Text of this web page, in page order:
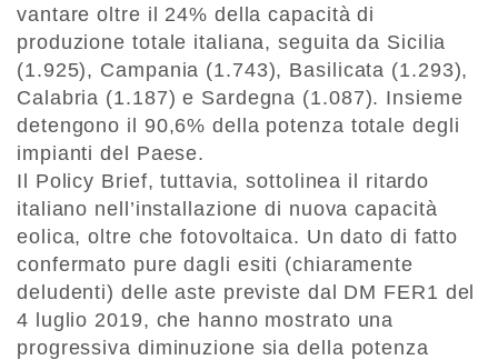
vantare oltre il 24% della capacità di
produzione totale italiana, seguita da Sicilia
(1.925), Campania (1.743), Basilicata (1.293),
Calabria (1.187) e Sardegna (1.087). Insieme
detengono il 90,6% della potenza totale degli
impianti del Paese.
Il Policy Brief, tuttavia, sottolinea il ritardo
italiano nell’installazione di nuova capacità
eolica, oltre che fotovoltaica. Un dato di fatto
confermato pure dagli esiti (chiaramente
deludenti) delle aste previste dal DM FER1 del
4 luglio 2019, che hanno mostrato una
progressiva diminuzione sia della potenza